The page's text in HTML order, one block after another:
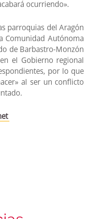
ocurriendo».
parroquias del Aragón
Comunidad Autónoma
de Barbastro-Monzón
el Gobierno regional
por lo que
al ser un conflicto